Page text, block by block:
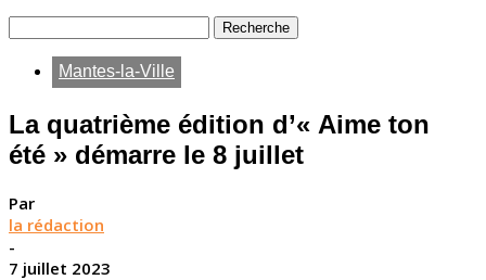
Mantes-la-Ville
La quatrième édition d’« Aime ton
été » démarre le 8 juillet
Par
la rédaction
-
7 juillet 2023